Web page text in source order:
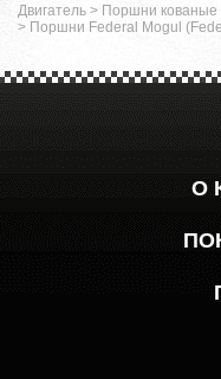
Двигатель > Поршни кованые
> Поршни Federal Mogul
О